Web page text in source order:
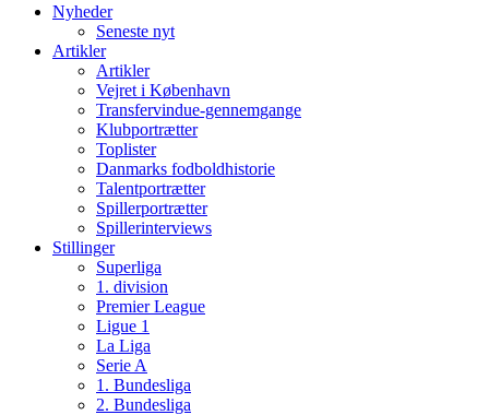
Nyheder
Seneste nyt
Artikler
Artikler
Vejret i København
Transfervindue-gennemgange
Klubportrætter
Toplister
Danmarks fodboldhistorie
Talentportrætter
Spillerportrætter
Spillerinterviews
Stillinger
Superliga
1. division
Premier League
Ligue 1
La Liga
Serie A
1. Bundesliga
2. Bundesliga